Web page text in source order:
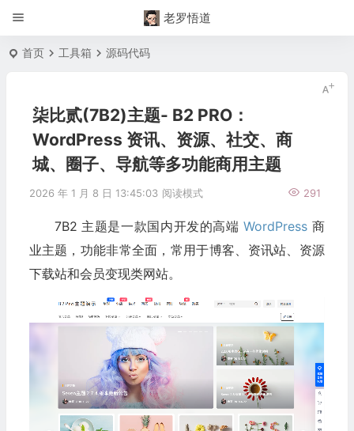
老罗悟道
首页 工具箱 源码代码
柒比贰(7B2)主题- B2 PRO：
WordPress 资讯、资源、社交、商
城、圈子、导航等多功能商用主题
2026 年 1 月 8 日 13:45:03 291
阅读模式
7B2 主题是一款国内开发的高端WordPress 商
业主题，功能非常全面，常用于博客、资讯站、资源
下载站和会员变现类网站。